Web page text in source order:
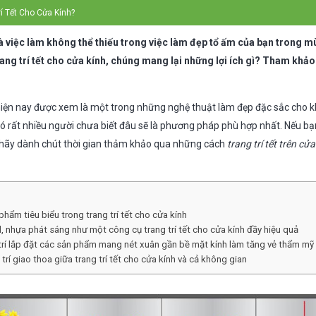
Tết Cho Cửa Kính?
làm không thể thiếu trong việc làm đẹp tổ ấm của bạn trong
trí tết cho cửa kính, chúng mang lại những lợi ích gì? Tham
nay được xem là một trong những nghệ thuật làm đẹp đặc sắc cho
rất nhiều người chưa biết đâu sẽ là phương pháp phù hợp nhất. Nếu
dành chút thời gian thảm khảo qua những cách trang trí tết trên
tiêu biểu trong trang trí tết cho cửa kính
nhựa phát sáng như một công cụ trang trí tết cho cửa kính đầy hiệu quả
lắp đặt các sản phẩm mang nét xuân gần bề mặt kính làm tăng vẻ thẩm
giao thoa giữa trang trí tết cho cửa kính và cả không gian